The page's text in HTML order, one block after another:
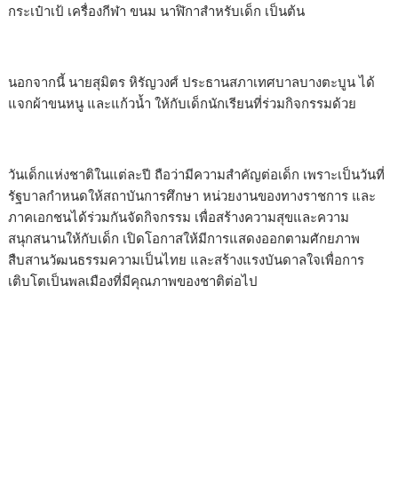
กระเป๋าเป้ เครื่องกีฬา ขนม นาฬิกาสำหรับเด็ก เป็นต้น
นอกจากนี้ นายสุมิตร หิรัญวงศ์ ประธานสภาเทศบาลบางตะบูน ได้
แจกผ้าขนหนู และแก้วน้ำ ให้กับเด็กนักเรียนที่ร่วมกิจกรรมด้วย
วันเด็กแห่งชาติในแต่ละปี ถือว่ามีความสำคัญต่อเด็ก เพราะเป็นวันที่
รัฐบาลกำหนดให้สถาบันการศึกษา หน่วยงานของทางราชการ และ
ภาคเอกชนได้ร่วมกันจัดกิจกรรม เพื่อสร้างความสุขและความ
สนุกสนานให้กับเด็ก เปิดโอกาสให้มีการแสดงออกตามศักยภาพ
สืบสานวัฒนธรรมความเป็นไทย และสร้างแรงบันดาลใจเพื่อการ
เติบโตเป็นพลเมืองที่มีคุณภาพของชาติต่อไป